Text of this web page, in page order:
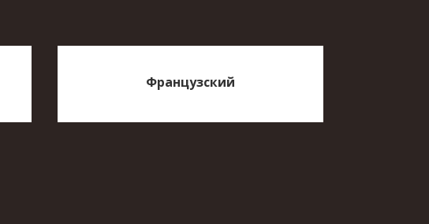
Французский